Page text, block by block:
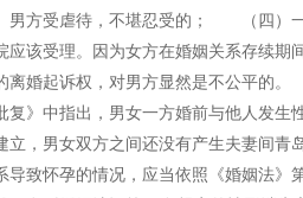
受虐待，不堪忍受的； （四）一
受理。因为女方在婚姻关系存续期
离婚起诉权，对男方显然是不公平
》中指出，男女一方婚前与他人发生
，男女双方之间还没有产生夫妻间青
致怀孕的情况，应当依照《婚姻法》